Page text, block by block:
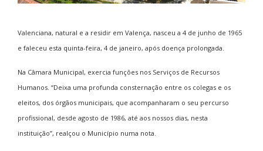
Valenciana, natural e a residir em Valença, nasceu a 4 de junho de 1965
e faleceu esta quinta-feira, 4 de janeiro, após doença prolongada.
Na Câmara Municipal, exercia funções nos Serviços de Recursos
Humanos. “Deixa uma profunda consternação entre os colegas e os
eleitos, dos órgãos municipais, que acompanharam o seu percurso
profissional, desde agosto de 1986, até aos nossos dias, nesta
instituição”, realçou o Município numa nota.